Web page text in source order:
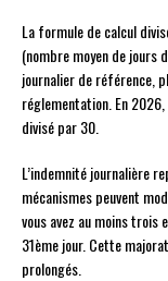
La formule de calcul
(nombre moyen de jours
journalier de référence,
réglementation. En
divisé par 30.
L’indemnité journalière
mécanismes peuvent
vous avez au moins
31ème jour. Cette
prolongés.